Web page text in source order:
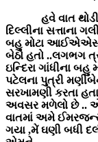
હવે વાત થોડી
દિલ્લીના સત્તાના
બહુ મોટા આઈએએસ
બેઠો હતો ..લગભગ
ઇન્દિરા ગાંધીના
પટેલના પુત્રી
સરખામણી કરતા
અવસર મળેલો છે ..
વાતમાં અમે
ગયા ,મેં ઘણી બધી